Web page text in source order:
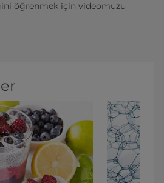
öğrenmek için videomuzu